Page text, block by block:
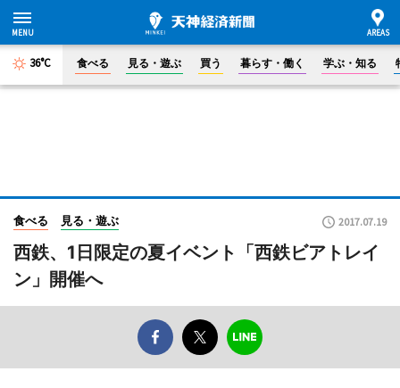
36°C 食べる 見る・遊ぶ 買う 暮らす・働く 学ぶ・知る
食べる 見る・遊ぶ 2017.07.19
西鉄、1日限定の夏イベント「西鉄ビアトレイ
ン」開催へ